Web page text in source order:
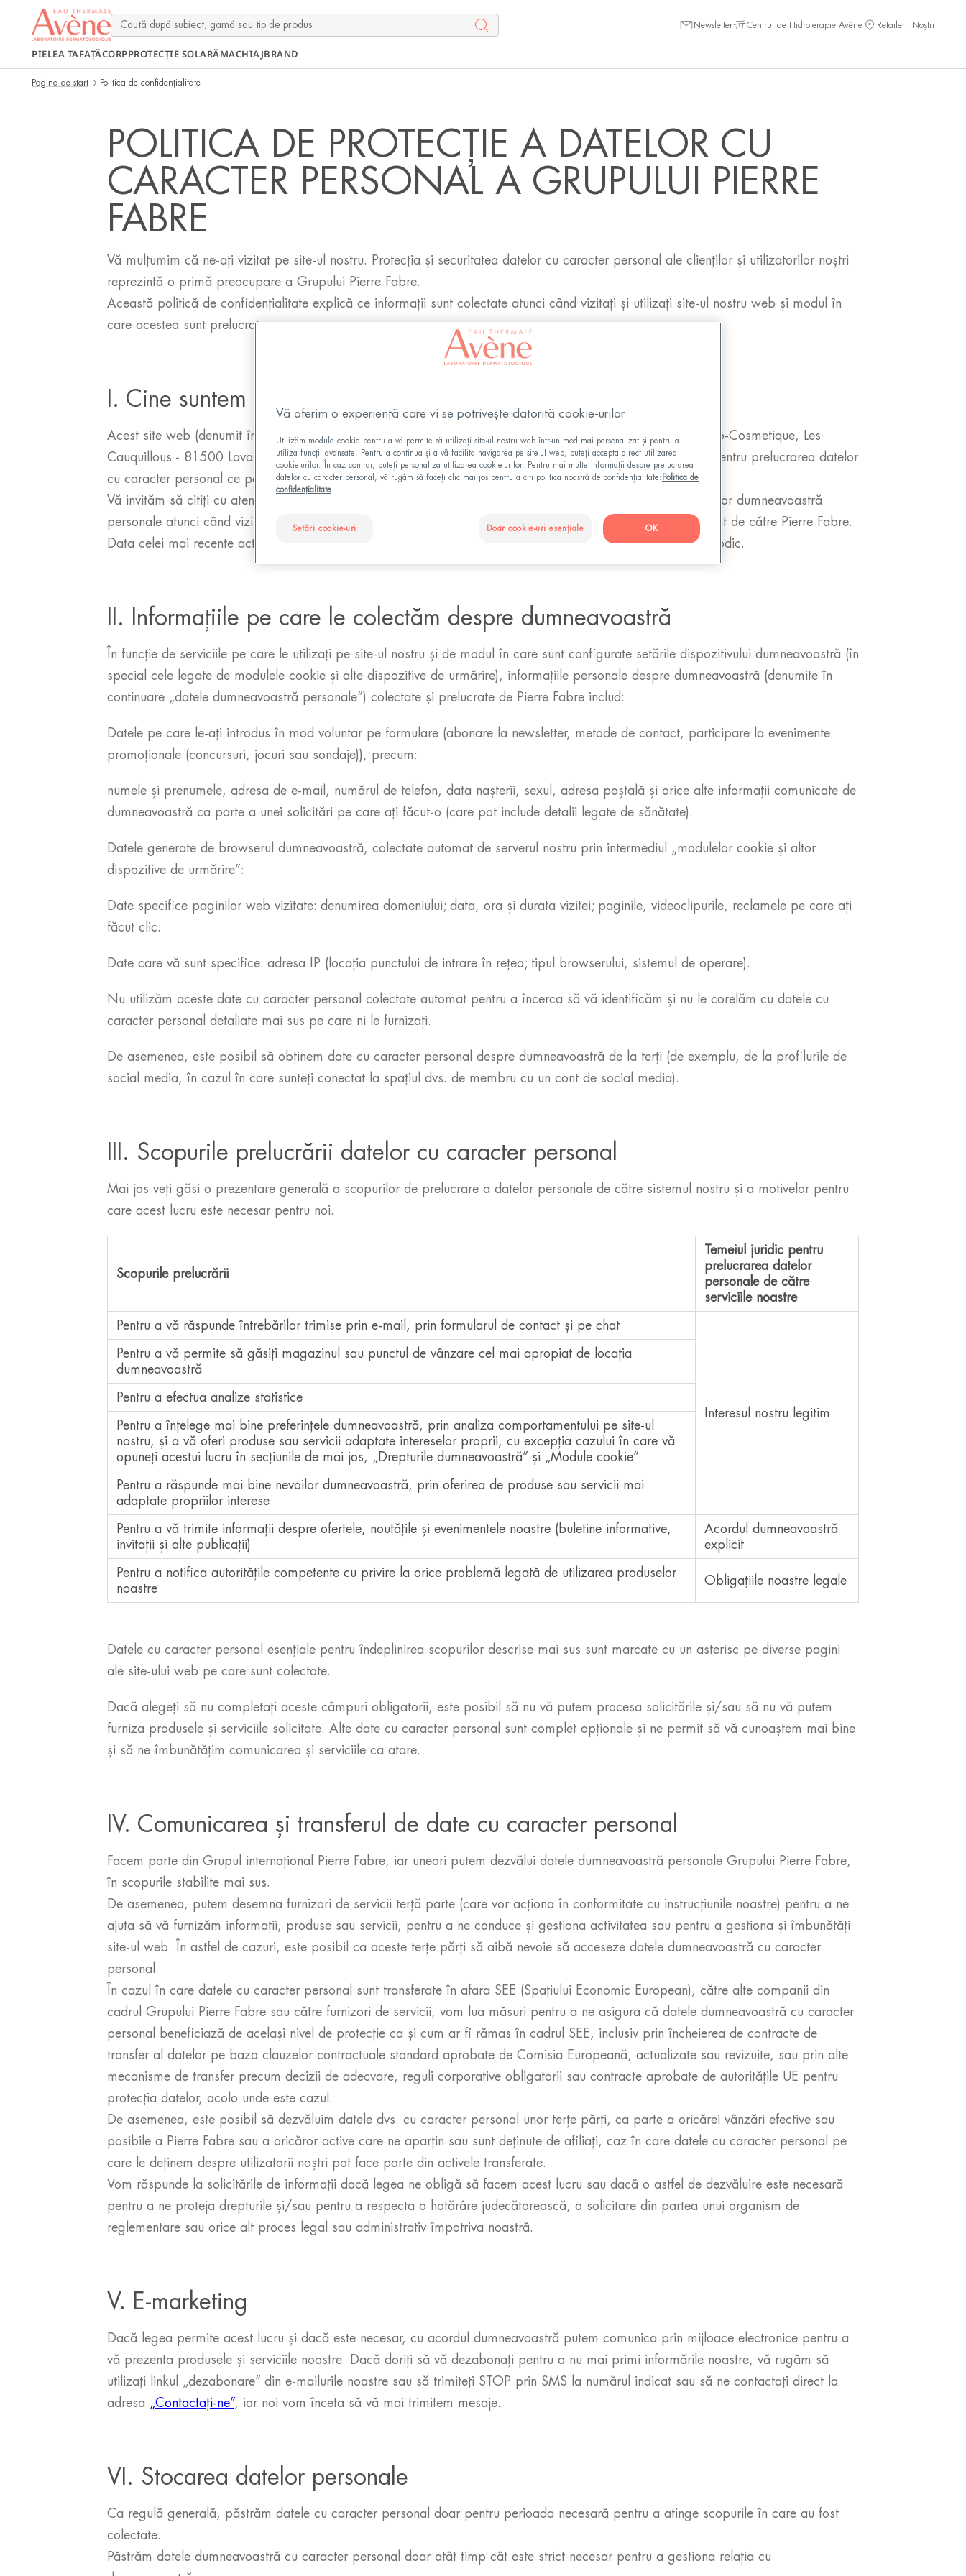
Newsletter Centrul de Hidroterapie Avène Retailerii Noștri
PIELEA TAFAȚĂCORPPROTECȚIE SOLARĂMACHIAJBRAND
Pagina de start Politica de confidențialitate
POLITICA DE PROTECȚIE A DATELOR CU
CARACTER PERSONAL A GRUPULUI PIERRE
FABRE
Vă mulțumim că ne-ați vizitat pe site-ul nostru. Protecția și securitatea datelor cu caracter personal ale clienților și utilizatorilor noștri
reprezintă o primă preocupare a Grupului Pierre Fabre.
Această politică de confidențialitate explică ce informații sunt colectate atunci când vizitați și utilizați site-ul nostru web și modul în
care acestea sunt prelucrate.
I. Cine suntem noi?
Acest site web (denumit în continuare „www.eau-thermale-avene.ro”), este administrat de Pierre Fabre Dermo-Cosmetique, Les
Cauquillous - 81500 Lavaur - France (denumit în continuare „Pierre Fabre” sau „noi”) care este responsabil pentru prelucrarea datelor
cu caracter personal ce pot fi colectate de la dumneavoastră pe site-ul web, în scopurile descrise mai jos.
Vă invităm să citiți cu atenție această Politică de confidențialitate pentru a afla condițiile de prelucrare a datelor dumneavoastră
personale atunci când vizitați site-ul nostru. Vă rugăm să rețineți că acesta poate fi actualizat în orice moment de către Pierre Fabre.
Data celei mai recente actualizări va apărea pe această pagină. Prin urmare, vă invităm să o consultați periodic.
II. Informațiile pe care le colectăm despre dumneavoastră
În funcție de serviciile pe care le utilizați pe site-ul nostru și de modul în care sunt configurate setările dispozitivului dumneavoastră (în
special cele legate de modulele cookie și alte dispozitive de urmărire), informațiile personale despre dumneavoastră (denumite în
continuare „datele dumneavoastră personale”) colectate și prelucrate de Pierre Fabre includ:
Datele pe care le-ați introdus în mod voluntar pe formulare (abonare la newsletter, metode de contact, participare la evenimente
promoționale (concursuri, jocuri sau sondaje)), precum:
numele și prenumele, adresa de e-mail, numărul de telefon, data nașterii, sexul, adresa poștală și orice alte informații comunicate de
dumneavoastră ca parte a unei solicitări pe care ați făcut-o (care pot include detalii legate de sănătate).
Datele generate de browserul dumneavoastră, colectate automat de serverul nostru prin intermediul „modulelor cookie și altor
dispozitive de urmărire”:
Date specifice paginilor web vizitate: denumirea domeniului; data, ora și durata vizitei; paginile, videoclipurile, reclamele pe care ați
făcut clic.
Date care vă sunt specifice: adresa IP (locația punctului de intrare în rețea; tipul browserului, sistemul de operare).
Nu utilizăm aceste date cu caracter personal colectate automat pentru a încerca să vă identificăm și nu le corelăm cu datele cu
caracter personal detaliate mai sus pe care ni le furnizați.
De asemenea, este posibil să obținem date cu caracter personal despre dumneavoastră de la terți (de exemplu, de la profilurile de
social media, în cazul în care sunteți conectat la spațiul dvs. de membru cu un cont de social media).
III. Scopurile prelucrării datelor cu caracter personal
Mai jos veți găsi o prezentare generală a scopurilor de prelucrare a datelor personale de către sistemul nostru și a motivelor pentru
care acest lucru este necesar pentru noi.
Scopurile prelucrării
Temeiul juridic pentru
prelucrarea datelor
personale de către
serviciile noastre
Pentru a vă răspunde întrebărilor trimise prin e-mail, prin formularul de contact și pe chat
Interesul nostru legitim
Pentru a vă permite să găsiți magazinul sau punctul de vânzare cel mai apropiat de locația
dumneavoastră
Pentru a efectua analize statistice
Pentru a înțelege mai bine preferințele dumneavoastră, prin analiza comportamentului pe site-ul
nostru, și a vă oferi produse sau servicii adaptate intereselor proprii, cu excepția cazului în care vă
opuneți acestui lucru în secțiunile de mai jos, „Drepturile dumneavoastră” și „Module cookie”
Pentru a răspunde mai bine nevoilor dumneavoastră, prin oferirea de produse sau servicii mai
adaptate propriilor interese
Pentru a vă trimite informații despre ofertele, noutățile și evenimentele noastre (buletine informative,
invitații și alte publicații)
Acordul dumneavoastră
explicit
Pentru a notifica autoritățile competente cu privire la orice problemă legată de utilizarea produselor
noastre
Obligațiile noastre legale
Datele cu caracter personal esențiale pentru îndeplinirea scopurilor descrise mai sus sunt marcate cu un asterisc pe diverse pagini
ale site-ului web pe care sunt colectate.
Dacă alegeți să nu completați aceste câmpuri obligatorii, este posibil să nu vă putem procesa solicitările și/sau să nu vă putem
furniza produsele și serviciile solicitate. Alte date cu caracter personal sunt complet opționale și ne permit să vă cunoaștem mai bine
și să ne îmbunătățim comunicarea și serviciile ca atare.
IV. Comunicarea și transferul de date cu caracter personal
Facem parte din Grupul internațional Pierre Fabre, iar uneori putem dezvălui datele dumneavoastră personale Grupului Pierre Fabre,
în scopurile stabilite mai sus.
De asemenea, putem desemna furnizori de servicii terță parte (care vor acționa în conformitate cu instrucțiunile noastre) pentru a ne
ajuta să vă furnizăm informații, produse sau servicii, pentru a ne conduce și gestiona activitatea sau pentru a gestiona și îmbunătăți
site-ul web. În astfel de cazuri, este posibil ca aceste terțe părți să aibă nevoie să acceseze datele dumneavoastră cu caracter
personal.
În cazul în care datele cu caracter personal sunt transferate în afara SEE (Spațiului Economic European), către alte companii din
cadrul Grupului Pierre Fabre sau către furnizori de servicii, vom lua măsuri pentru a ne asigura că datele dumneavoastră cu caracter
personal beneficiază de același nivel de protecție ca și cum ar fi rămas în cadrul SEE, inclusiv prin încheierea de contracte de
transfer al datelor pe baza clauzelor contractuale standard aprobate de Comisia Europeană, actualizate sau revizuite, sau prin alte
mecanisme de transfer precum decizii de adecvare, reguli corporative obligatorii sau contracte aprobate de autoritățile UE pentru
protecția datelor, acolo unde este cazul.
De asemenea, este posibil să dezvăluim datele dvs. cu caracter personal unor terțe părți, ca parte a oricărei vânzări efective sau
posibile a Pierre Fabre sau a oricăror active care ne aparțin sau sunt deținute de afiliați, caz în care datele cu caracter personal pe
care le deținem despre utilizatorii noștri pot face parte din activele transferate.
Vom răspunde la solicitările de informații dacă legea ne obligă să facem acest lucru sau dacă o astfel de dezvăluire este necesară
pentru a ne proteja drepturile și/sau pentru a respecta o hotărâre judecătorească, o solicitare din partea unui organism de
reglementare sau orice alt proces legal sau administrativ împotriva noastră.
V. E-marketing
Dacă legea permite acest lucru și dacă este necesar, cu acordul dumneavoastră putem comunica prin mijloace electronice pentru a
vă prezenta produsele și serviciile noastre. Dacă doriți să vă dezabonați pentru a nu mai primi informările noastre, vă rugăm să
utilizați linkul „dezabonare” din e-mailurile noastre sau să trimiteți STOP prin SMS la numărul indicat sau să ne contactați direct la
adresa „Contactați-ne”, iar noi vom înceta să vă mai trimitem mesaje.
VI. Stocarea datelor personale
Ca regulă generală, păstrăm datele cu caracter personal doar pentru perioada necesară pentru a atinge scopurile în care au fost
colectate.
Păstrăm datele dumneavoastră cu caracter personal doar atât timp cât este strict necesar pentru a gestiona relația cu
Vă oferim o experiență care vi se potrivește datorită cookie-urilor
Utilizăm module cookie pentru a vă permite să utilizați site-ul nostru web într-un mod mai personalizat și pentru a
utiliza funcții avansate. Pentru a continua și a vă facilita navigarea pe site-ul web, puteți accepta direct utilizarea
cookie-urilor. În caz contrar, puteți personaliza utilizarea cookie-urilor. Pentru mai multe informații despre prelucrarea
datelor cu caracter personal, vă rugăm să faceți clic mai jos pentru a citi politica noastră de confidențialitate: Politica de
confidențialitate
Setări cookie-uri Doar cookie-uri esențiale OK